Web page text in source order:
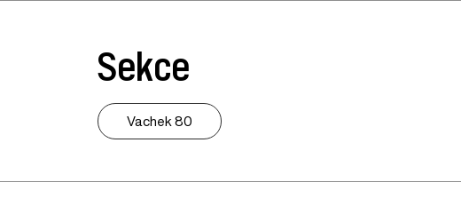
Sekce
Vachek 80